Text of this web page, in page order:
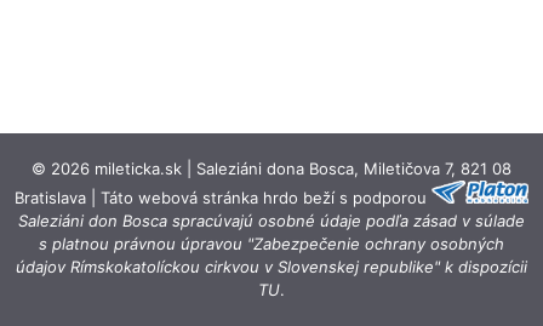
© 2026 mileticka.sk | Saleziáni dona Bosca, Miletičova 7, 821 08
Bratislava | Táto webová stránka hrdo beží s podporou
Saleziáni don Bosca spracúvajú osobné údaje podľa zásad v súlade
s platnou právnou úpravou "Zabezpečenie ochrany osobných
údajov Rímskokatolíckou cirkvou v Slovenskej republike" k dispozícii
TU.